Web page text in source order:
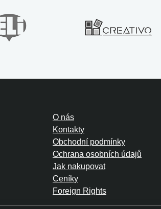
O nás
Kontakty
Obchodní podmínky
Ochrana osobních údajů
Jak nakupovat
Ceníky
Foreign Rights